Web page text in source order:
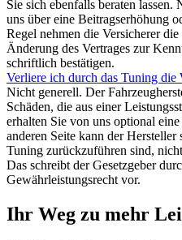
Sie sich ebenfalls beraten
uns über eine Beitragserhöhung
Regel nehmen die Versicherer
Änderung des Vertrages zur
schriftlich bestätigen.
Verliere ich durch das Tuning die
Nicht generell. Der
Schäden, die aus einer
erhalten Sie von uns optional
anderen Seite kann der
Tuning zurückzuführen sind,
Das schreibt der Gesetzgeber
Gewährleistungsrecht vor.
Ihr Weg zu mehr